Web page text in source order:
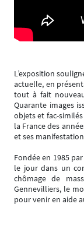
L’exposition
actuelle, en
tout à fait
Quarante images
objets et fac-
la France des
et ses
Fondée en 1985
le jour dans un
chômage de
Gennevilliers, le
pour venir en aide